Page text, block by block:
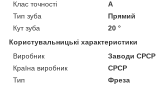
Клас точності
А
Тип зуба
Прямий
Кут зуба
20 °
Користувальницькі характеристики
Виробник
Заводи СРСР
Країна виробник
СРСР
Тип
Фреза